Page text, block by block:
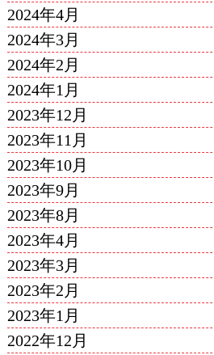
2024年4月
2024年3月
2024年2月
2024年1月
2023年12月
2023年11月
2023年10月
2023年9月
2023年8月
2023年4月
2023年3月
2023年2月
2023年1月
2022年12月